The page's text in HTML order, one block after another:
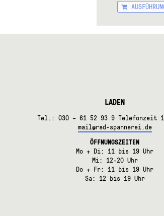
LADEN
Tel.: 030 – 61 52 93 9 Telefonzeit
mail@rad-spannerei.de
ÖFFNUNGSZEITEN
Mo + Di: 11 bis 19 Uhr
Mi: 12-20 Uhr
Do + Fr: 11 bis 19 Uhr
Sa: 12 bis 19 Uhr